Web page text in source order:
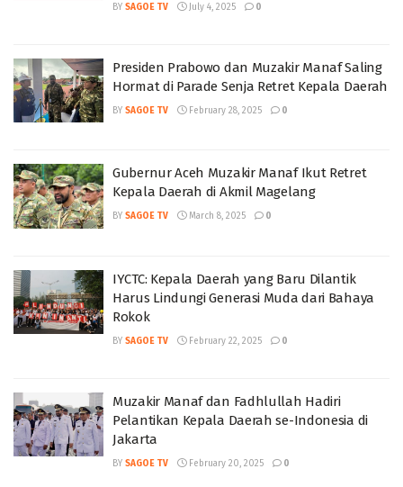
BY SAGOE TV July 4, 2025 0
Presiden Prabowo dan Muzakir Manaf Saling
Hormat di Parade Senja Retret Kepala Daerah
BY SAGOE TV February 28, 2025 0
Gubernur Aceh Muzakir Manaf Ikut Retret
Kepala Daerah di Akmil Magelang
BY SAGOE TV March 8, 2025 0
IYCTC: Kepala Daerah yang Baru Dilantik
Harus Lindungi Generasi Muda dari Bahaya
Rokok
BY SAGOE TV February 22, 2025 0
Muzakir Manaf dan Fadhlullah Hadiri
Pelantikan Kepala Daerah se-Indonesia di
Jakarta
BY SAGOE TV February 20, 2025 0